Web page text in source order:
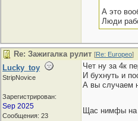
А это
Люди
Re: Зажигалка рулит [Re: Europeo]
Lucky_toy
StripNovice
Зарегистрирован:
Sep 2025
Сообщения: 23
Чет ну за 4к
И бухнуть и
А вы случаем
Щас нимфы на